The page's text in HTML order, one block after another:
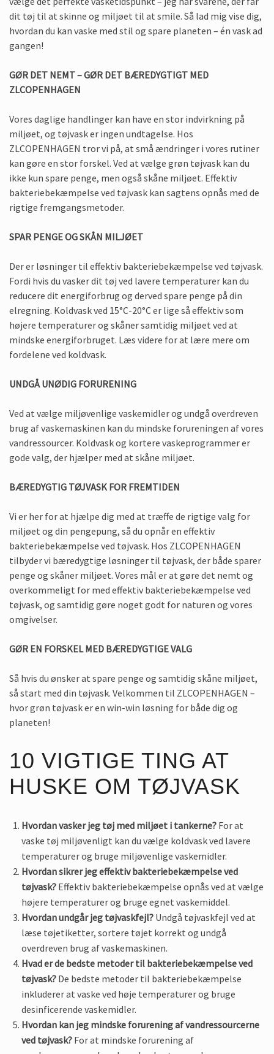
dit tøj til at skinne og miljøet til at smile. Så lad mig vise dig,
hvordan du kan vaske med stil og spare planeten – én vask ad
gangen!
GØR DET NEMT – GØR DET BÆREDYGTIGT MED
ZLCOPENHAGEN
Vores daglige handlinger kan have en stor indvirkning på
miljøet, og tøjvask er ingen undtagelse. Hos
ZLCOPENHAGEN tror vi på, at små ændringer i vores rutiner
kan gøre en stor forskel. Ved at vælge grøn tøjvask kan du
ikke kun spare penge, men også skåne miljøet. Effektiv
bakteriebekæmpelse ved tøjvask kan sagtens opnås med de
rigtige fremgangsmetoder.
SPAR PENGE OG SKÅN MILJØET
Der er løsninger til effektiv bakteriebekæmpelse ved tøjvask.
Fordi hvis du vasker dit tøj ved lavere temperaturer kan du
reducere dit energiforbrug og derved spare penge på din
elregning. Koldvask ved 15°C-20°C er lige så effektiv som
højere temperaturer og skåner samtidig miljøet ved at
mindske energiforbruget. Læs videre for at lære mere om
fordelene ved koldvask.
UNDGÅ UNØDIG FORURENING
Ved at vælge miljøvenlige vaskemidler og undgå overdreven
brug af vaskemaskinen kan du mindske forureningen af vores
vandressourcer. Koldvask og kortere vaskeprogrammer er
gode valg, der hjælper med at skåne miljøet.
BÆREDYGTIG TØJVASK FOR FREMTIDEN
Vi er her for at hjælpe dig med at træffe de rigtige valg for
miljøet og din pengepung, så du opnår en effektiv
bakteriebekæmpelse ved tøjvask. Hos ZLCOPENHAGEN
tilbyder vi bæredygtige løsninger til tøjvask, der både sparer
penge og skåner miljøet. Vores mål er at gøre det nemt og
overkommeligt for med effektiv bakteriebekæmpelse ved
tøjvask, og samtidig gøre noget godt for naturen og vores
omgivelser.
GØR EN FORSKEL MED BÆREDYGTIGE VALG
Så hvis du ønsker at spare penge og samtidig skåne miljøet,
så start med din tøjvask. Velkommen til ZLCOPENHAGEN –
hvor grøn tøjvask er en win-win løsning for både dig og
planeten!
10 VIGTIGE TING AT
HUSKE OM TØJVASK
Hvordan vasker jeg tøj med miljøet i tankerne? For at
vaske tøj miljøvenligt kan du vælge koldvask ved lavere
temperaturer og bruge miljøvenlige vaskemidler.
Hvordan sikrer jeg effektiv bakteriebekæmpelse ved
tøjvask? Effektiv bakteriebekæmpelse opnås ved at vælge
højere temperaturer og bruge egnet vaskemiddel.
Hvordan undgår jeg tøjvaskfejl? Undgå tøjvaskfejl ved at
læse tøjetiketter, sortere tøjet korrekt og undgå
overdreven brug af vaskemaskinen.
Hvad er de bedste metoder til bakteriebekæmpelse ved
tøjvask? De bedste metoder til bakteriebekæmpelse
inkluderer at vaske ved høje temperaturer og bruge
desinficerende vaskemidler.
Hvordan kan jeg mindske forurening af vandressourcerne
ved tøjvask? For at mindske forurening af